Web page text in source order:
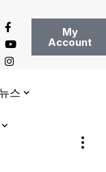
My
Account
스